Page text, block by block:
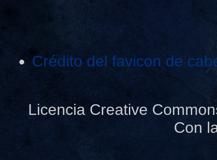
Crédito del favicon de
Licencia Creative
Con